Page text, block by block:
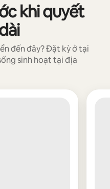
khi quyết
đến đây? Đặt kỳ ở tại
sinh hoạt tại địa